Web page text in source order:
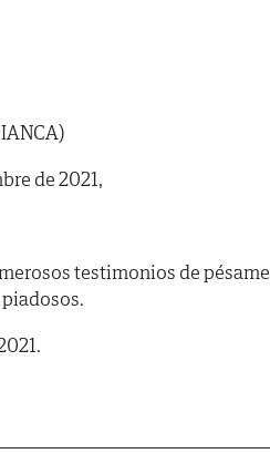
de 2021,
testimonios de pésame